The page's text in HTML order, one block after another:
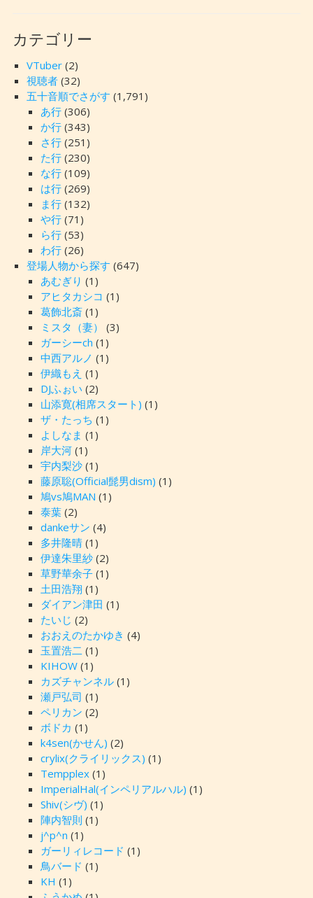
カテゴリー
VTuber(2)
視聴者(32)
五十音順でさがす (1,791)
あ行(306)
か行(343)
さ行(251)
た行(230)
な行(109)
は行(269)
ま行(132)
や行(71)
ら行(53)
わ行(26)
登場人物から探す (647)
あむぎり (1)
アヒタカシコ (1)
葛飾北斎(1)
ミスタ（妻）
(3)
ガーシーch (1)
中西アルノ (1)
伊織もえ (1)
DJふぉい (2)
山添寛(相席スタート) (1)
ザ・たっち (1)
よしなま (1)
岸大河(1)
宇内梨沙(1)
藤原聡(Official髭男dism) (1)
鳩vs鳩MAN (1)
泰葉(2)
dankeサン (4)
多井隆晴(1)
伊達朱里紗(2)
草野華余子(1)
土田浩翔 (1)
ダイアン津田 (1)
たいじ (2)
おおえのたかゆき (4)
玉置浩二(1)
KIHOW(1)
カズチャンネル(1)
瀬戸弘司 (1)
ペリカン (2)
ボドカ (1)
k4sen(かせん) (2)
crylix(クライリックス) (1)
Tempplex(1)
ImperialHal(インペリアルハル) (1)
Shiv(シヴ) (1)
陣内智則 (1)
j^p^n (1)
ガーリィレコード (1)
鳥バード (1)
KH (1)